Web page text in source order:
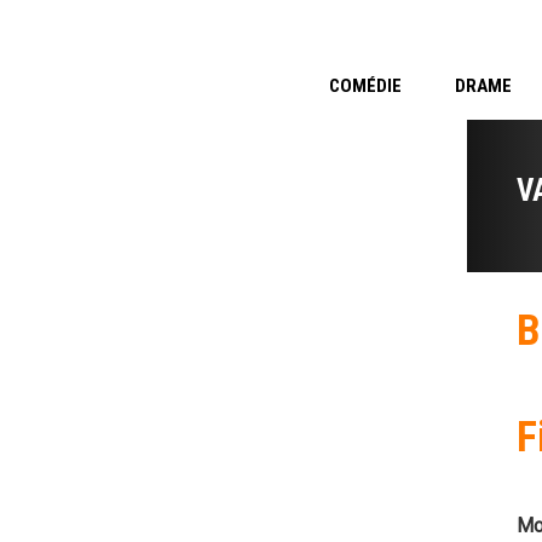
COMÉDIE DRAME